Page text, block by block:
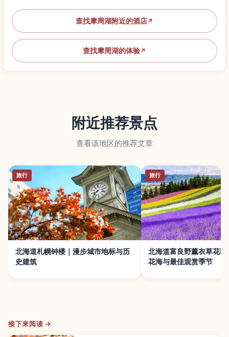
查找摩周湖附近的酒店↗
查找摩周湖的体验↗
附近推荐景点
查看该地区的推荐文章
旅行
北海道札幌钟楼｜漫步城市地标与历
史建筑
旅行
北海道富良野薰衣草花田
花海与最佳观赏季节
接下来阅读 →